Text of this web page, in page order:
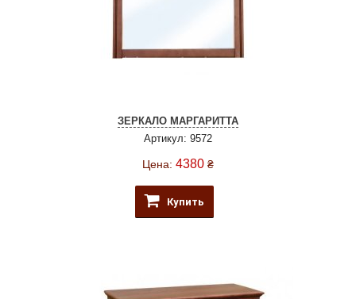
ЗЕРКАЛО МАРГАРИТТА
Артикул: 9572
Цена: 4380 ₴
Купить